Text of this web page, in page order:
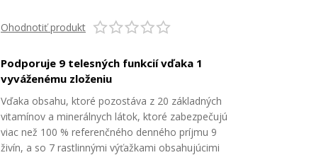
Ohodnotiť produkt
Podporuje 9 telesných funkcií vďaka 1
vyváženému zloženiu
Vďaka obsahu, ktoré pozostáva z 20 základných
vitamínov a minerálnych látok, ktoré zabezpečujú
viac než 100 % referenčného denného príjmu 9
živín, a so 7 rastlinnými výťažkami obsahujúcimi